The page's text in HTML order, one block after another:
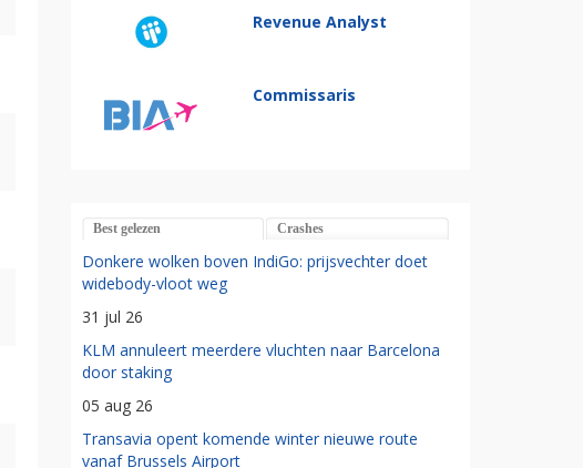
Revenue Analyst
Commissaris
Best gelezen Crashes
Donkere wolken boven IndiGo: prijsvechter doet
widebody-vloot weg
31 jul 26
KLM annuleert meerdere vluchten naar Barcelona
door staking
05 aug 26
Transavia opent komende winter nieuwe route
vanaf Brussels Airport